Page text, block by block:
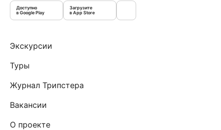
Доступно
в Google Play
Загрузите
в App Store
Экскурсии
Туры
Журнал Трипстера
Вакансии
О проекте